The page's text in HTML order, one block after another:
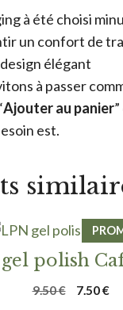
à été choisi
un confort de
élégant
à passer
Ajouter au panier
est.
polish
9.50€
Le
7.50€Le